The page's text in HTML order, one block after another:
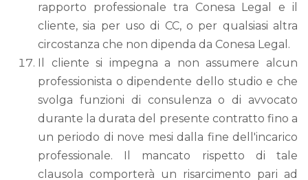
rapporto professionale tra Conesa Legal e il
cliente, sia per uso di CC, o per qualsiasi altra
circostanza che non dipenda da Conesa Legal.
Il cliente si impegna a non assumere alcun
professionista o dipendente dello studio e che
svolga funzioni di consulenza o di avvocato
durante la durata del presente contratto fino a
un periodo di nove mesi dalla fine dell'incarico
professionale. Il mancato rispetto di tale
clausola comporterà un risarcimento pari ad